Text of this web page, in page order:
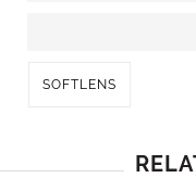
SOFTLENS